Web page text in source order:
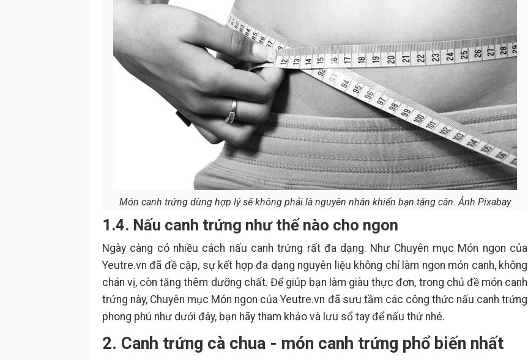
Món canh trứng dùng hợp lý sẽ không phải là nguyên nhân khiến bạn tăng cân. Ảnh Pixabay
1.4. Nấu canh trứng như thế nào cho ngon
Ngày càng có nhiều cách nấu canh trứng rất đa dạng. Như Chuyên mục Món ngon của
Yeutre.vn đã đề cập, sự kết hợp đa dạng nguyên liệu không chỉ làm ngon món canh, không
chán vị, còn tăng thêm dưỡng chất. Để giúp bạn làm giàu thực đơn, trong chủ đề món canh
trứng này, Chuyên mục Món ngon của Yeutre.vn đã sưu tầm các công thức nấu canh trứng
phong phú như dưới đây, bạn hãy tham khảo và lưu sổ tay để nấu thử nhé.
2. Canh trứng cà chua - món canh trứng phổ biến nhất